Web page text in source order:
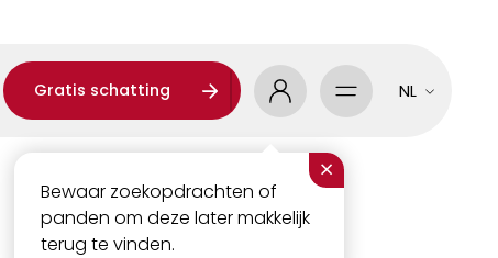
Gratis schatting
×
Bewaar zoekopdrachten of
panden om deze later makkelijk
terug te vinden.
NL